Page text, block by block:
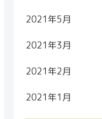
2021年5月
2021年3月
2021年2月
2021年1月